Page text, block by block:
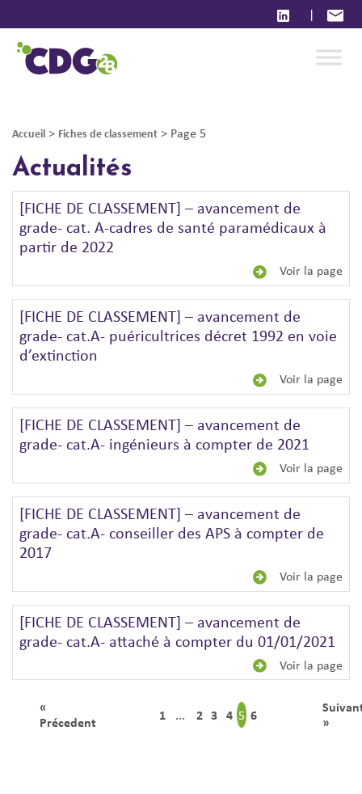
|
Accueil > Fiches de classement > Page 5
Actualités
[FICHE DE CLASSEMENT] – avancement de
grade- cat. A-cadres de santé paramédicaux à
partir de 2022
Voir la page
[FICHE DE CLASSEMENT] – avancement de
grade- cat.A- puéricultrices décret 1992 en voie
d’extinction
Voir la page
[FICHE DE CLASSEMENT] – avancement de
grade- cat.A- ingénieurs à compter de 2021
Voir la page
[FICHE DE CLASSEMENT] – avancement de
grade- cat.A- conseiller des APS à compter de
2017
Voir la page
[FICHE DE CLASSEMENT] – avancement de
grade- cat.A- attaché à compter du 01/01/2021
Voir la page
«
Précedent
1 ... 2 3 4 5 6
»